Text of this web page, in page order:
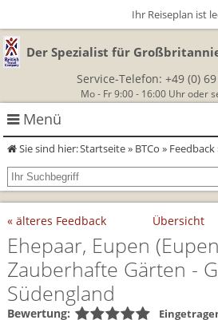
Der Spezialist für
Service-Telefon: +49 (0)
Mo - Fr 9:00 - 16:00 Uhr oder
Menü
Rundreisen Großbritannien
Autorundreisen
Herzlich Willkommen
England
Schottland
Wanderurlaub
Geführte Wandertouren
Wandern in Cornwall
Wandern in England
Themenreisen
Classic-Car-Reise durch Südengland
Für Outlander‑Fans: inspiriert durch die
Allergikerreisen
Sie sind hier:Startseite» BTCo » Feedback
Ihr Reiseplan ist
« älteres Feedback Übersicht
Ehepaar, Eupen
Zauberhafte Gärten -
Südengland
Bewertung: